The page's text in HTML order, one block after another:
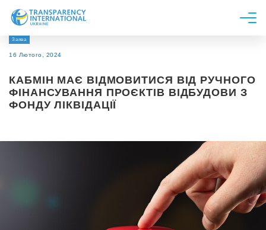
Про нас
Дослідження
Напрями роботи
Заява
16 Лютого, 2024
КАБМІН МАЄ ВІДМОВИТИСЯ ВІД РУЧНОГО
ФІНАНСУВАННЯ ПРОЄКТІВ ВІДБУДОВИ З
ФОНДУ ЛІКВІДАЦІЇ